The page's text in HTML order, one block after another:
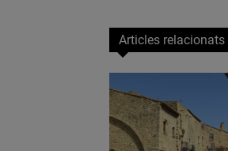
Articles relacionats